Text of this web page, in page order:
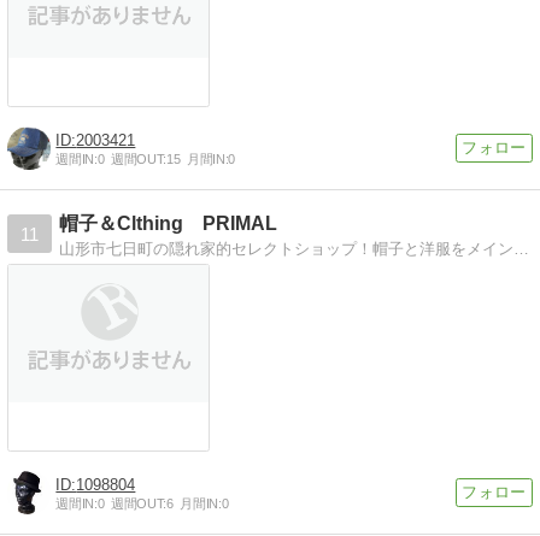
2003421
週間IN:0 週間OUT:15 月間IN:0
11
帽子＆Clthing PRIMAL
1098804
週間IN:0 週間OUT:6 月間IN:0